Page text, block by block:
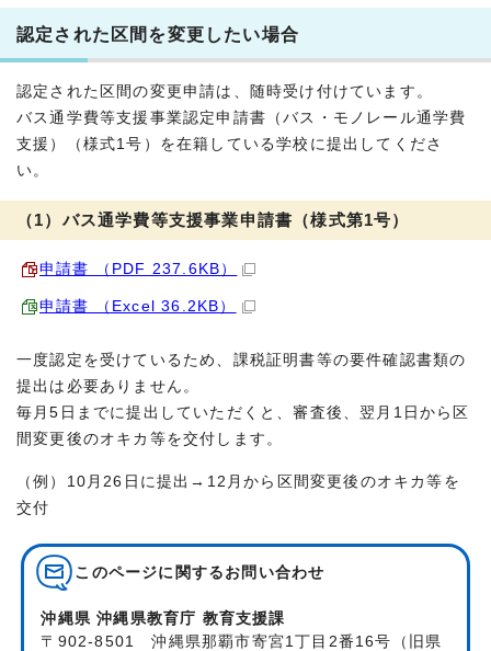
認定された区間を変更したい場合
認定された区間の変更申請は、随時受け付けています。
バス通学費等支援事業認定申請書（バス・モノレール通学費
支援）（様式1号）を在籍している学校に提出してくださ
い。
（1）バス通学費等支援事業申請書（様式第1号）
申請書 （PDF 237.6KB）
申請書 （Excel 36.2KB）
一度認定を受けているため、課税証明書等の要件確認書類の
提出は必要ありません。
毎月5日までに提出していただくと、審査後、翌月1日から区
間変更後のオキカ等を交付します。
（例）10月26日に提出→12月から区間変更後のオキカ等を
交付
このページに関する お問い合わせ
沖縄県 沖縄県教育庁 教育支援課
〒902-8501 沖縄県那覇市寄宮1丁目2番16号（旧県